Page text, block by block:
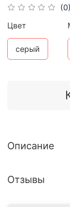
(0)
Цвет
серый
Описание
Отзывы